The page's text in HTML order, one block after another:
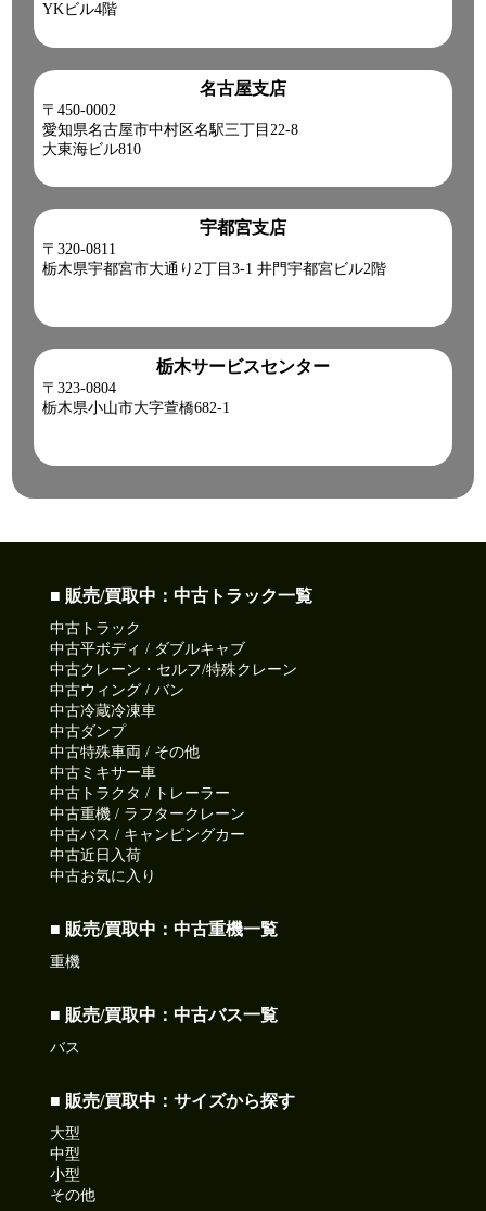
YKビル4階
名古屋支店
〒450-0002
愛知県名古屋市中村区名駅三丁目22-8
大東海ビル810
宇都宮支店
〒320-0811
栃木県宇都宮市大通り2丁目3-1 井門宇都宮ビル2階
栃木サービスセンター
〒323-0804
栃木県小山市大字萱橋682-1
■ 販売/買取中：中古トラック一覧
中古トラック
中古平ボディ / ダブルキャブ
中古クレーン・セルフ/特殊クレーン
中古ウィング / バン
中古冷蔵冷凍車
中古ダンプ
中古特殊車両 / その他
中古ミキサー車
中古トラクタ / トレーラー
中古重機 / ラフタークレーン
中古バス / キャンピングカー
中古近日入荷
中古お気に入り
■ 販売/買取中：中古重機一覧
重機
■ 販売/買取中：中古バス一覧
バス
■ 販売/買取中：サイズから探す
大型
中型
小型
その他